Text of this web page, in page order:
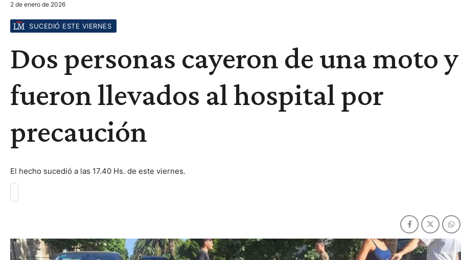
VIRALES ACCIDENTES
2 de enero de 2026
SUCEDIÓ ESTE VIERNES
Dos personas cayeron de una moto y
fueron llevados al hospital por
precaución
El hecho sucedió a las 17.40 Hs. de este viernes.